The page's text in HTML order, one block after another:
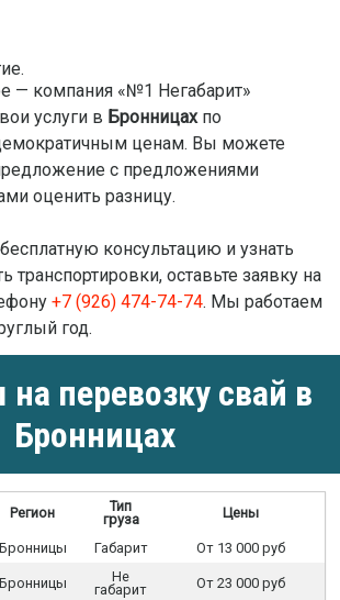
— компания «№1 Негабарит»
услуги в Бронницахпо
ценам. Вы можете
с предложениями
оценить разницу.
консультацию и узнать
транспортировки, оставьте заявку на
+7 (926) 474-74-74. Мы работаем
год.
перевозку свай в
Бронницах
Регион
Тип
груза
Цены
Бронницы Габарит От 13 000 руб
Бронницы
Не
габарит
От 23 000 руб